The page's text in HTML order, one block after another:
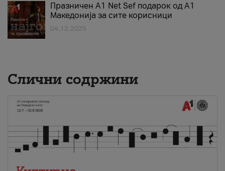
Празничен A1 Net Sеf подарок од А1
Македонија за сите корисници
04.12.2025
Слични содржини